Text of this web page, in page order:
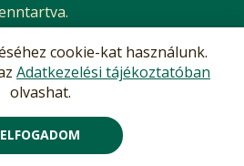
cookie-kat használunk.
Adatkezelési tájékoztatóban
olvashat.
ELFOGADOM